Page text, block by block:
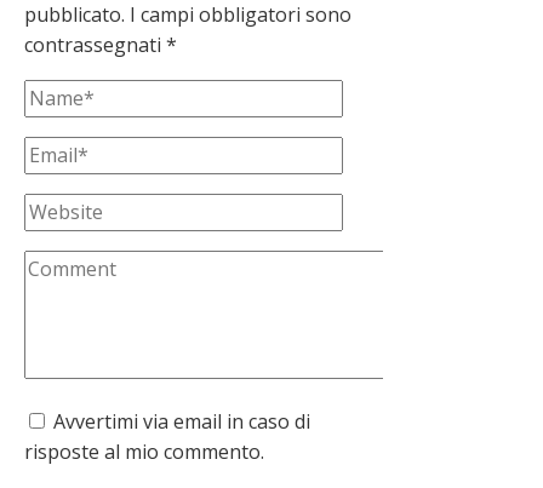
pubblicato. I campi obbligatori sono
contrassegnati *
Avvertimi via email in caso di
risposte al mio commento.